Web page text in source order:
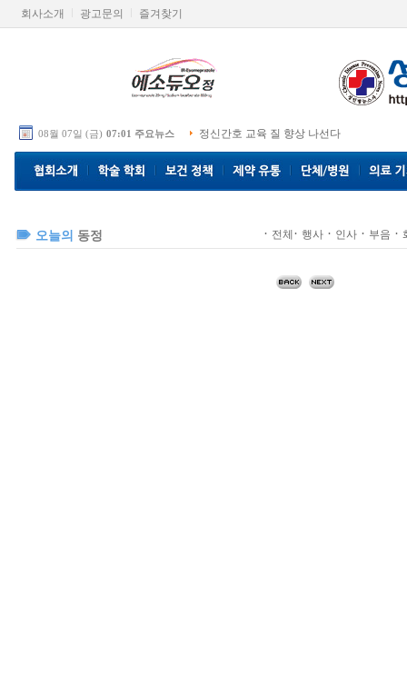
회사소개 광고문의 즐겨찾기
08월 07일 (금) 07:01 주요뉴스 정신간호 교육 질 향상 나선다
오늘의 동정 · 전체 · 행사· 인사· 부음 ·